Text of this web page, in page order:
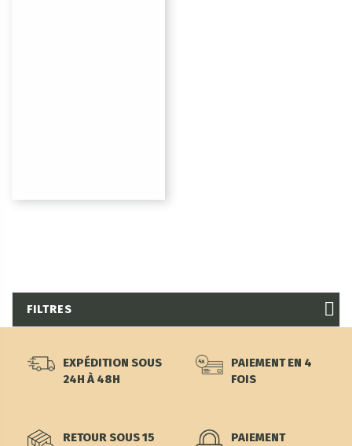
FILTRES
EXPÉDITION SOUS
24H À 48H
PAIEMENT EN 4
FOIS
RETOUR SOUS 15
PAIEMENT